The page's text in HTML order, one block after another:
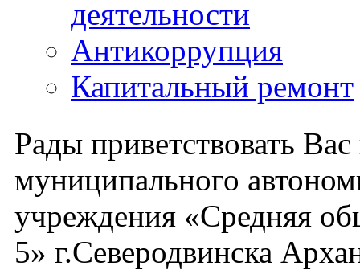
деятельности
Антикоррупция
Капитальный ремонт
Рады приветствовать
муниципального
учреждения «Средняя
5» г.Северодвинска